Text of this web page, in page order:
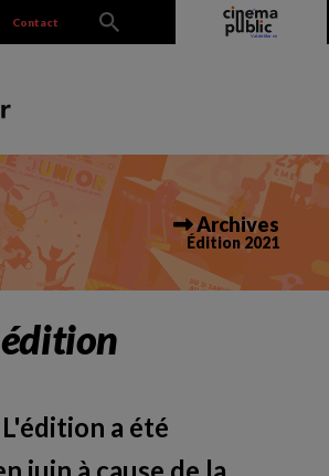
Contact
Archives
Édition 2021
a été